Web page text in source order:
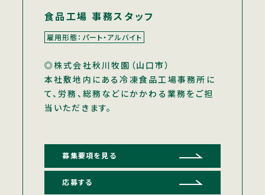
食品工場 事務スタッフ
雇用形態：パート・アルバイト
◎株式会社秋川牧園（山口市）
本社敷地内にある冷凍食品工場事務所に
て、労務、総務などにかかわる業務をご担
当いただきます。
募集要項を見る
応募する